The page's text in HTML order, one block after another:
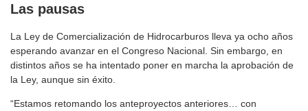
Las pausas
La Ley de Comercialización de Hidrocarburos lleva ya ocho años
esperando avanzar en el Congreso Nacional. Sin embargo, en
distintos años se ha intentado poner en marcha la aprobación de
la Ley, aunque sin éxito.
“Estamos retomando los anteproyectos anteriores… con